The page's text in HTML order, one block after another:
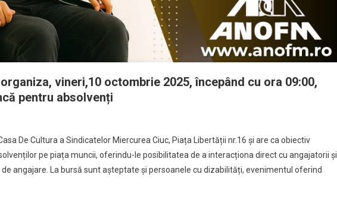
vineri,10 octombrie 2025, începând cu ora 09:00,
pentru absolvenți
De Cultura a Sindicatelor Miercurea Ciuc, Piața Libertății nr.16 și are ca obiectiv
pe piața muncii, oferindu-le posibilitatea de a interacționa direct cu angajatorii și
angajare. La bursă sunt așteptate și persoanele cu dizabilități, evenimentul oferind